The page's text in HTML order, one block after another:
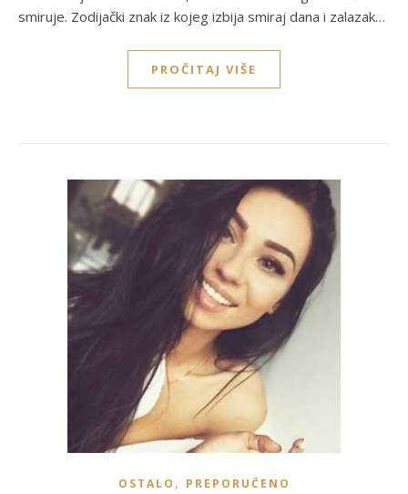
smiruje. Zodijački znak iz kojeg izbija smiraj dana i zalazak…
PROČITAJ VIŠE
OSTALO , PREPORUČENO